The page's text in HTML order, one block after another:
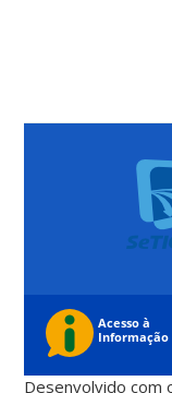
Desenvolvido com